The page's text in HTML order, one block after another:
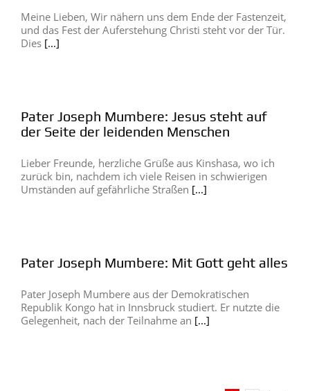
Meine Lieben, Wir nähern uns dem Ende der Fastenzeit,
und das Fest der Auferstehung Christi steht vor der Tür.
Dies [...]
Pater Joseph Mumbere: Jesus steht auf
der Seite der leidenden Menschen
Lieber Freunde, herzliche Grüße aus Kinshasa, wo ich
zurück bin, nachdem ich viele Reisen in schwierigen
Umständen auf gefährliche Straßen [...]
Pater Joseph Mumbere: Mit Gott geht alles
Pater Joseph Mumbere aus der Demokratischen
Republik Kongo hat in Innsbruck studiert. Er nutzte die
Gelegenheit, nach der Teilnahme an [...]